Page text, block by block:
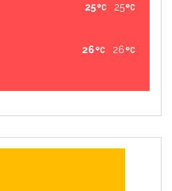
25
25
26
26